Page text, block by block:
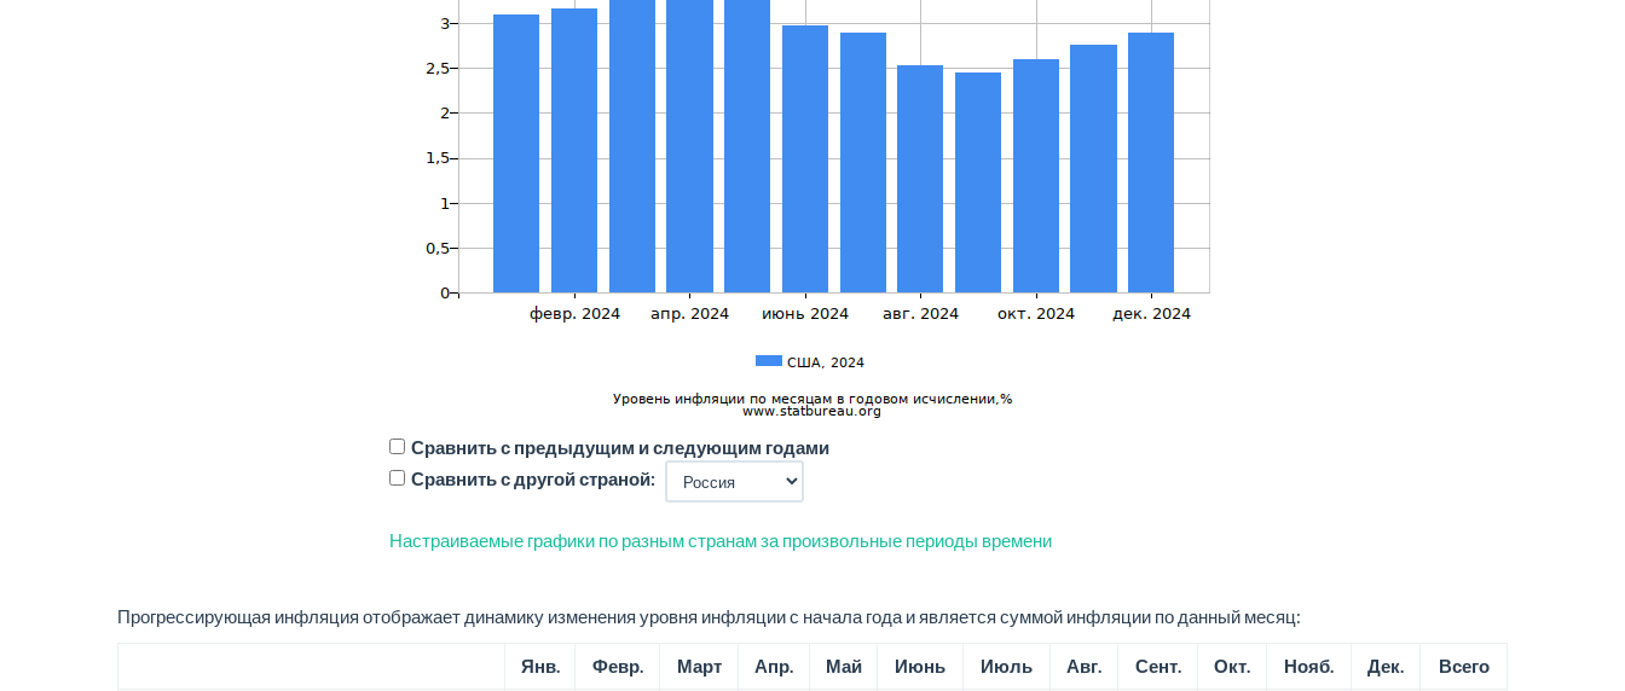
Сравнить с предыдущим и следующим годами
Сравнить с другой страной:
Настраиваемые графики по разным странам за произвольные периоды времени
Прогрессирующая инфляция отображает динамику изменения уровня инфляции с начала года и является суммой инфляции по данный месяц:
Янв. Февр. Март Апр. Май Июнь Июль Авг. Сент. Окт. Нояб. Дек. Всего